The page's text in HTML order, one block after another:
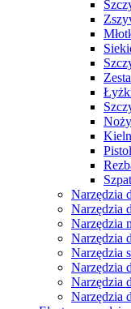
Narzędzia
Narzędzia
Narzędzia
Narzędzia
Narzędzia
Narzędzia
Narzędzia
Narzędzia